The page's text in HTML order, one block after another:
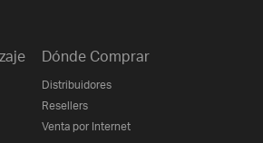
Dónde Comprar
Distribuidores
Resellers
Venta por Internet